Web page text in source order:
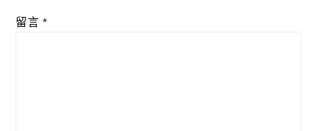
留言 *